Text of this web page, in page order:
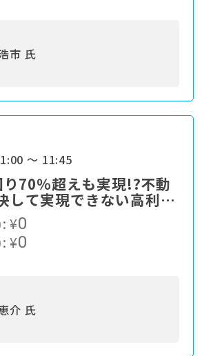
市 氏
～ 11:45
り70％超えも実現!?不動
して実現できない高利回
運用！
¥0
¥0
介 氏